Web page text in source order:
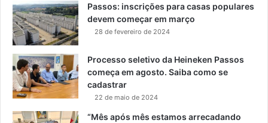
Passos: inscrições para casas populares
devem começar em março
28 de fevereiro de 2024
Processo seletivo da Heineken Passos
começa em agosto. Saiba como se
cadastrar
22 de maio de 2024
“Mês após mês estamos arrecadando